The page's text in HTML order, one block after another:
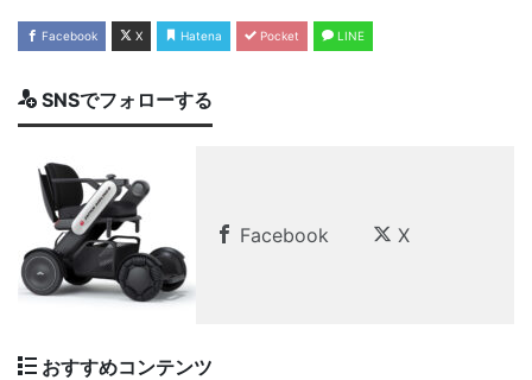
Facebook X Hatena Pocket LINE
SNSでフォローする
Facebook X
おすすめコンテンツ